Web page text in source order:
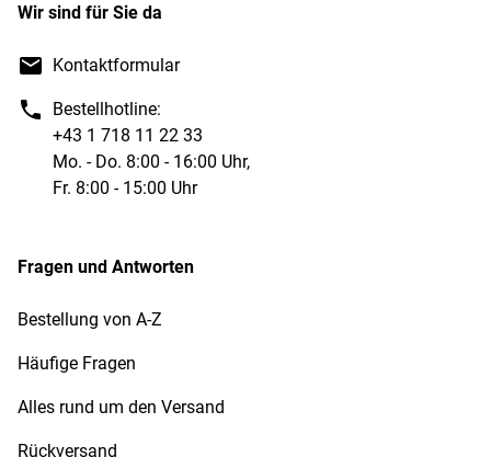
Wir sind für Sie da
Kontaktformular
Bestellhotline:
+43 1 718 11 22 33
Mo. - Do. 8:00 - 16:00 Uhr,
Fr. 8:00 - 15:00 Uhr
Fragen und Antworten
Bestellung von A-Z
Häufige Fragen
Alles rund um den Versand
Rückversand